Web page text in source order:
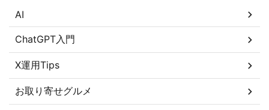
AI
ChatGPT入門
X運用Tips
お取り寄せグルメ